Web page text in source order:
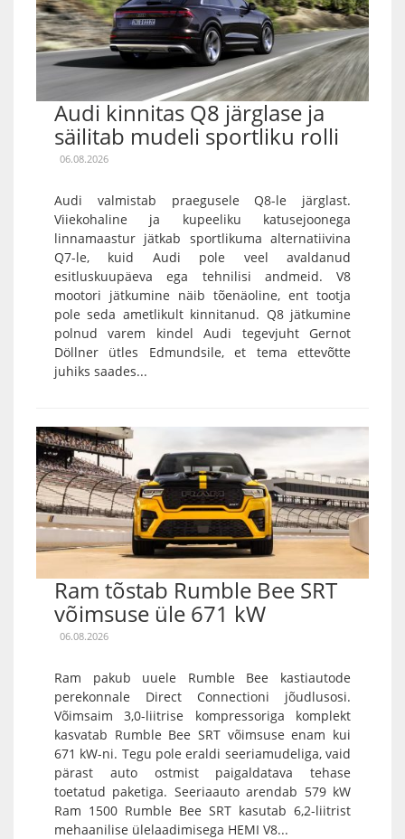
Audi kinnitas Q8 järglase ja
säilitab mudeli sportliku rolli
06.08.2026
Audi valmistab praegusele Q8-le järglast.
Viiekohaline ja kupeeliku katusejoonega
linnamaastur jätkab sportlikuma alternatiivina
Q7-le, kuid Audi pole veel avaldanud
esitluskuupäeva ega tehnilisi andmeid. V8
mootori jätkumine näib tõenäoline, ent tootja
pole seda ametlikult kinnitanud. Q8 jätkumine
polnud varem kindel Audi tegevjuht Gernot
Döllner ütles Edmundsile, et tema ettevõtte
juhiks saades...
Ram tõstab Rumble Bee SRT
võimsuse üle 671 kW
06.08.2026
Ram pakub uuele Rumble Bee kastiautode
perekonnale Direct Connectioni jõudlusosi.
Võimsaim 3,0-liitrise kompressoriga komplekt
kasvatab Rumble Bee SRT võimsuse enam kui
671 kW-ni. Tegu pole eraldi seeriamudeliga, vaid
pärast auto ostmist paigaldatava tehase
toetatud paketiga. Seeriaauto arendab 579 kW
Ram 1500 Rumble Bee SRT kasutab 6,2-liitrist
mehaanilise ülelaadimisega HEMI V8...